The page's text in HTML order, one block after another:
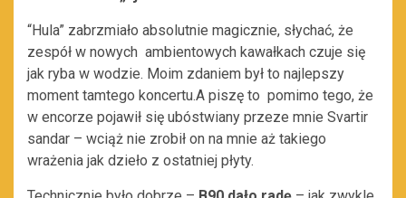
“Hula” zabrzmiało absolutnie magicznie, słychać, że
zespół w nowych ambientowych kawałkach czuje się
jak ryba w wodzie. Moim zdaniem był to najlepszy
moment tamtego koncertu.A piszę to pomimo tego, że
w encorze pojawił się ubóstwiany przeze mnie Svartir
sandar – wciąż nie zrobił on na mnie aż takiego
wrażenia jak dzieło z ostatniej płyty.